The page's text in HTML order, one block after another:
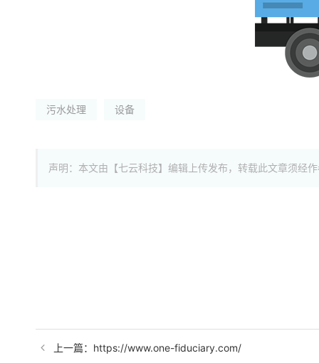
污水处理 设备
声明：本文由【七云科技】编辑上传发布，转载此文章须经
上一篇：https://www.one-fiduciary.com/